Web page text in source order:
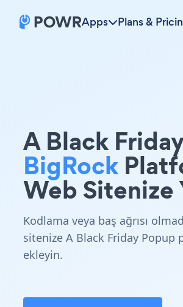
Apps Plans &
A Black
BigRock
Web Sitenize
Kodlama veya baş ağrısı
sitenize A Black Friday Popup
ekleyin.